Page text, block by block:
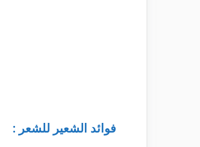
فوائد الشعير للشعر :